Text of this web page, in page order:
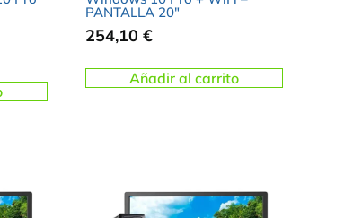
PANTALLA 20″
254,10 €
Añadir al carrito